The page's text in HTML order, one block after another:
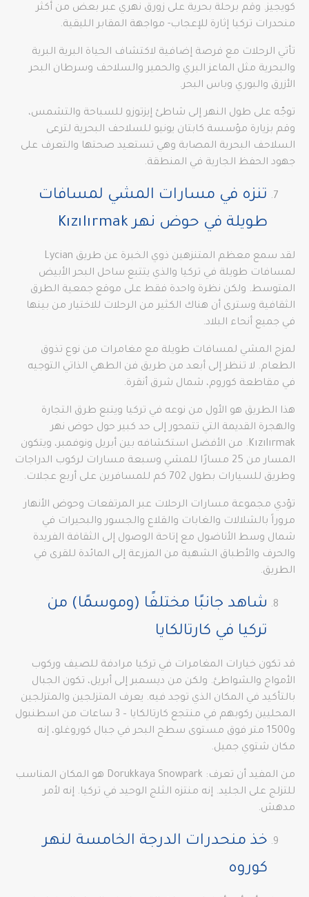
كويجيز. وقم برحلة بحرية على زورق نهري عبر بعض من أكثر
منحدرات تركيا إثارة للإعجاب- مواجهة المقابر الليقية.
تأتي الرحلات مع فرصة إضافية لاكتشاف الحياة البرية البرية
والبحرية مثل الماعز البري والحمير والسلاحف وسرطان البحر
الأزرق والبوري وباس البحر.
توجّه على طول النهر إلى شاطئ إيزتوزو للسباحة والتشمس،
وقم بزيارة مؤسسة كابتان يونيو للسلاحف البحرية لترعى
السلاحف البحرية المصابة وهي تستعيد صحتها والتعرف على
جهود الحفظ الجارية في المنطقة.
تنزه في مسارات المشي لمسافات
طويلة في حوض نهر Kızılırmak
لقد سمع معظم المتنزهين ذوي الخبرة عن طريق Lycian
لمسافات طويلة في تركيا والذي يتتبع ساحل البحر الأبيض
المتوسط. ولكن نظرة واحدة فقط على موقع جمعية الطرق
الثقافية وسترى أن هناك الكثير من الرحلات للاختيار من بينها
في جميع أنحاء البلاد.
لمزج المشي لمسافات طويلة مع مغامرات من نوع تذوق
الطعام. لا تنظر إلى أبعد من طريق فن الطهي الذاتي التوجيه
في مقاطعة كوروم، شمال شرق أنقرة.
هذا الطريق هو الأول من نوعه في تركيا ويتبع طرق التجارة
والهجرة القديمة التي تتمحور إلى حد كبير حول حوض نهر
Kızılırmak. من الأفضل استكشافه بين أبريل ونوفمبر، ويتكون
المسار من 25 مسارًا للمشي وسبعة مسارات لركوب الدراجات
وطريق للسيارات بطول 702 كم للمسافرين على أربع عجلات.
تؤدي مجموعة مسارات الرحلات عبر المرتفعات وحوض الأنهار
مروراً بالشلالات والغابات والقلاع والجسور والبحيرات في
شمال وسط الأناضول مع إتاحة الوصول إلى الثقافة الفريدة
والحرف والأطباق الشهية من المزرعة إلى المائدة للقرى في
الطريق.
شاهد جانبًا مختلفًا (وموسمًا) من
تركيا في كارتالكايا
قد تكون خيارات المغامرات في تركيا مرادفة للصيف وركوب
الأمواج والشواطئ. ولكن من ديسمبر إلى أبريل، تكون الجبال
بالتأكيد في المكان الذي توجد فيه. يعرف المتزلجين والمتزلجين
المحليين ركوبهم في منتجع كارتالكايا – 3 ساعات من اسطنبول
و1500 متر فوق مستوى سطح البحر في جبال كوروغلو، إنه
مكان شتوي جميل.
من المفيد أن تعرف: Dorukkaya Snowpark هو المكان المناسب
للتزلج على الجليد. إنه منتزه الثلج الوحيد في تركيا. إنه لأمر
مدهش.
خذ منحدرات الدرجة الخامسة لنهر
كوروه